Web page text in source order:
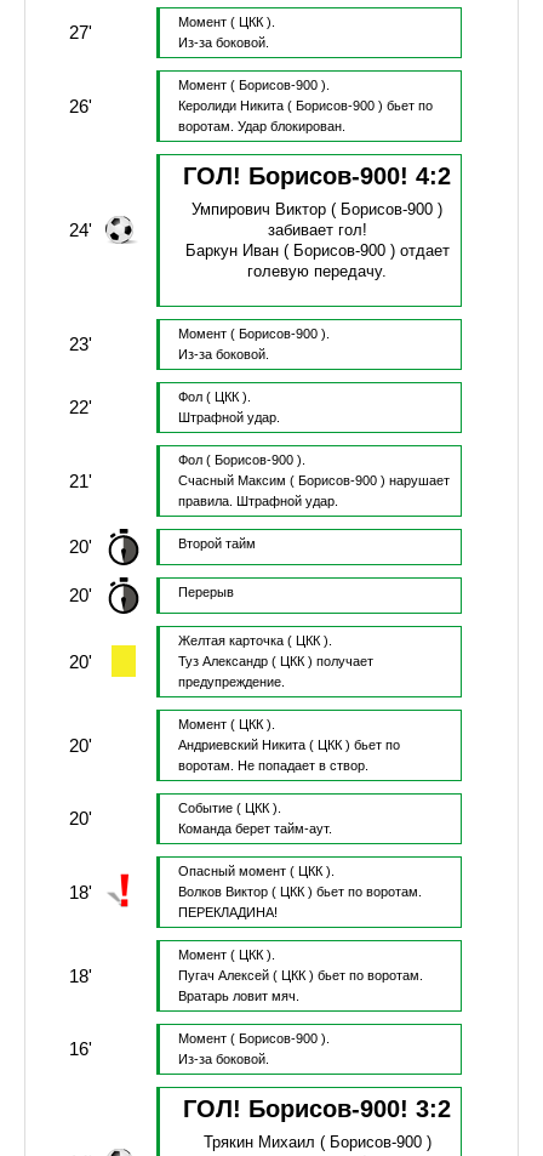
27' Момент ( ЦКК ).
Из-за боковой.
26'
Момент ( Борисов-900 ).
Керолиди Никита( Борисов-900 ) бьет по
воротам. Удар блокирован.
24'
ГОЛ! Борисов-900!4:2
Умпирович Виктор ( Борисов-900 )
забивает гол!
Баркун Иван( Борисов-900 ) отдает
голевую передачу.
23' Момент ( Борисов-900 ).
Из-за боковой.
22' Фол ( ЦКК ).
Штрафной удар.
21'
Фол ( Борисов-900 ).
Счасный Максим ( Борисов-900 ) нарушает
правила.
Штрафной удар.
20' Второй тайм
20' Перерыв
20'
Желтая карточка ( ЦКК ).
Туз Александр( ЦКК ) получает
предупреждение.
20'
Момент ( ЦКК ).
Андриевский Никита( ЦКК ) бьет по
воротам.
Не попадает в створ.
20' Событие ( ЦКК ).
Команда берет тайм-аут.
18'
Опасный момент ( ЦКК ).
Волков Виктор( ЦКК ) бьет по воротам.
ПЕРЕКЛАДИНА!
18'
Момент ( ЦКК ).
Пугач Алексей( ЦКК ) бьет по воротам.
Вратарь ловит мяч.
16' Момент ( Борисов-900 ).
Из-за боковой.
ГОЛ! Борисов-900!3:2
Трякин Михаил ( Борисов-900 )